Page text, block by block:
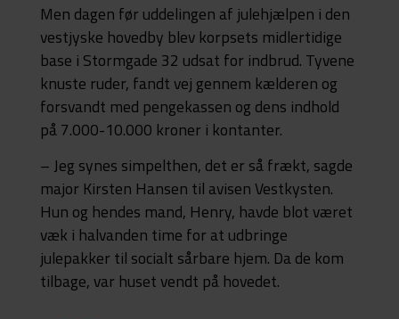
Men dagen før uddelingen af julehjælpen i den
vestjyske hovedby blev korpsets midlertidige
base i Stormgade 32 udsat for indbrud. Tyvene
knuste ruder, fandt vej gennem kælderen og
forsvandt med pengekassen og dens indhold
på 7.000-10.000 kroner i kontanter.
– Jeg synes simpelthen, det er så frækt, sagde
major Kirsten Hansen til avisen Vestkysten.
Hun og hendes mand, Henry, havde blot været
væk i halvanden time for at udbringe
julepakker til socialt sårbare hjem. Da de kom
tilbage, var huset vendt på hovedet.